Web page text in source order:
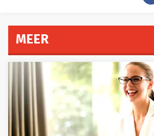
MEER